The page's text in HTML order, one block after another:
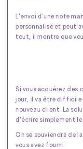
L'envoi d'une note
personnalisé et peut
tout, il montre que
Si vous acquérez des
jour, il va être difficile
nouveau client. La
d'écrire simplement le
On se souviendra de
vous avez fourni.